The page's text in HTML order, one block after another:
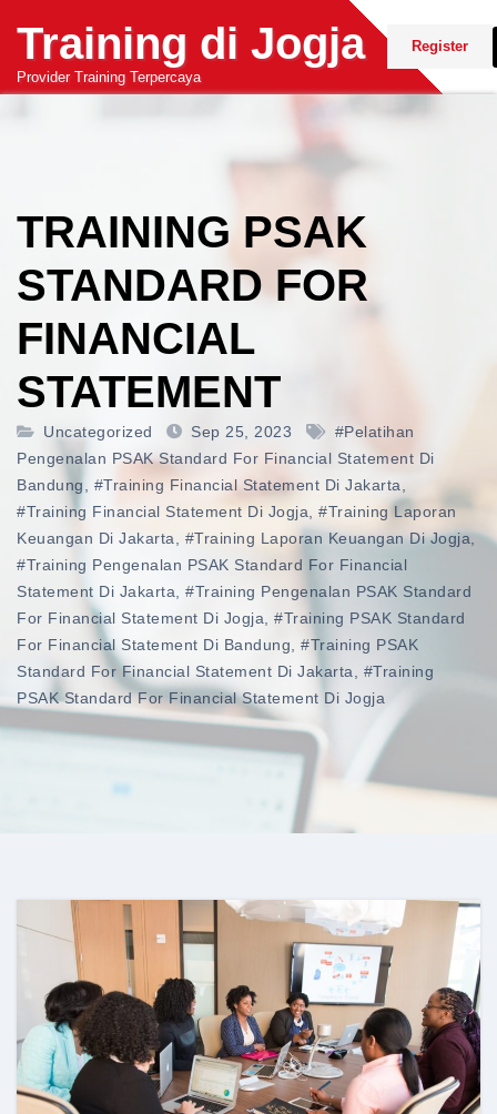
content
Training di Jogja
Provider Training Terpercaya
Register
TRAINING PSAK
STANDARD FOR
FINANCIAL
STATEMENT
Uncategorized Sep 25, 2023
#pelatihan
Pengenalan PSAK Standard For Financial Statement Di
Bandung
#training Financial Statement Di Jakarta
#training Financial Statement Di Jogja
#training Laporan
Keuangan Di Jakarta
#training Laporan Keuangan Di Jogja ,
#training Pengenalan PSAK Standard For Financial
Statement Di Jakarta
#training Pengenalan PSAK Standard
For Financial Statement Di Jogja
#training PSAK Standard
For Financial Statement Di Bandung
#training PSAK
Standard For Financial Statement Di Jakarta
#training
PSAK Standard For Financial Statement Di Jogja